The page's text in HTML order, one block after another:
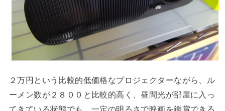
２万円という比較的低価格なプロジェクターながら、ル
ーメン数が２８００と比較的高く、昼間光が部屋に入っ
てきている状態でも、一定の明るさで映画を鑑賞できる